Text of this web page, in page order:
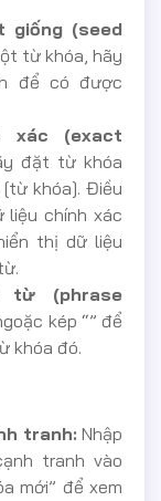
giống (seed
từ khóa, hãy
để có được
xác (exact
đặt từ khóa
[từ khóa]. Điều
liệu chính xác
thị dữ liệu
từ (phrase
kép “” để
khóa đó.
tranh: Nhập
tranh vào
mới” để xem